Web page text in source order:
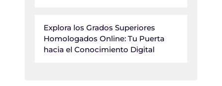
Explora los Grados Superiores
Homologados Online: Tu Puerta
hacia el Conocimiento Digital